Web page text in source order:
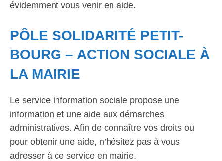
évidemment vous venir en aide.
PÔLE SOLIDARITÉ PETIT-
BOURG – ACTION SOCIALE À
LA MAIRIE
Le service information sociale propose une
information et une aide aux démarches
administratives. Afin de connaître vos droits ou
pour obtenir une aide, n’hésitez pas à vous
adresser à ce service en mairie.